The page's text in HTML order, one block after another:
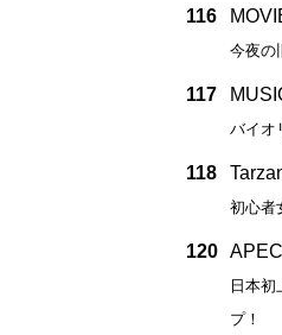
116
今夜の
117
バイオ
118
初心者
120
日本初
プ！